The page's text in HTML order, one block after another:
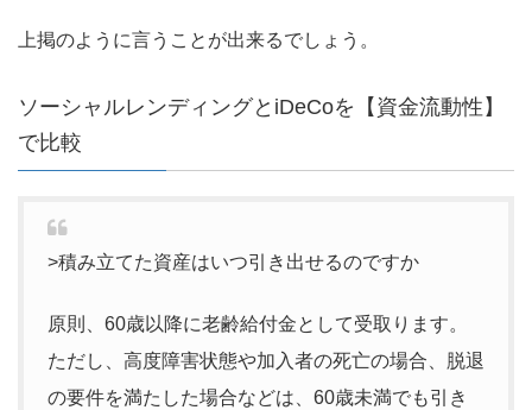
上掲のように言うことが出来るでしょう。
ソーシャルレンディングとiDeCoを【資金流動性】
で比較
>積み立てた資産はいつ引き出せるのですか
原則、60歳以降に老齢給付金として受取ります。
ただし、高度障害状態や加入者の死亡の場合、脱退
の要件を満たした場合などは、60歳未満でも引き